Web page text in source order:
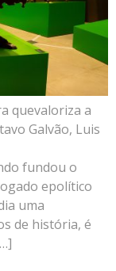
quevaloriza a
Galvão, Luis
fundou o
epolítico
uma
de história, é